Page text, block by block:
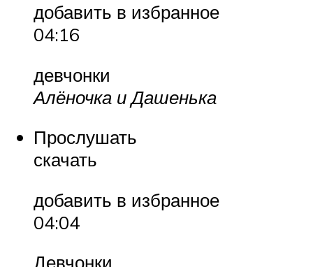
добавить в избранное
04:16
девчонки
Алёночка и Дашенька
Прослушать
скачать
добавить в избранное
04:04
Девчонки